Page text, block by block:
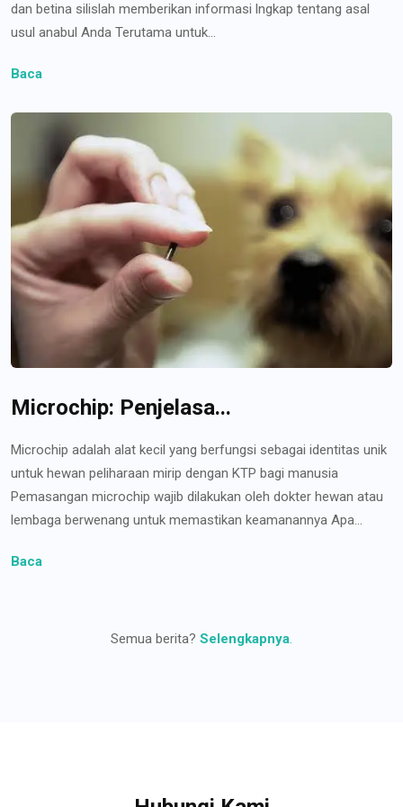
dan betina silislah memberikan informasi lngkap tentang asal
usul anabul Anda Terutama untuk...
Baca
Microchip: Penjelasa...
Microchip adalah alat kecil yang berfungsi sebagai identitas unik
untuk hewan peliharaan mirip dengan KTP bagi manusia
Pemasangan microchip wajib dilakukan oleh dokter hewan atau
lembaga berwenang untuk memastikan keamanannya Apa...
Baca
Semua berita? Selengkapnya.